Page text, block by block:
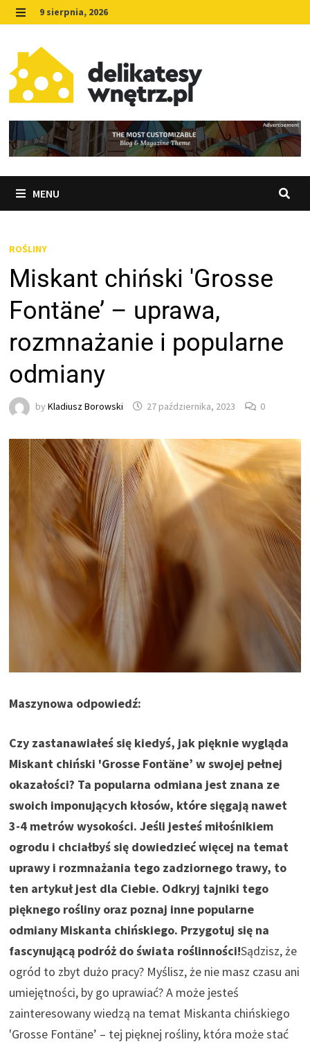
Skip
to
content
MENU
9 sierpnia, 2026
MENU
ROŚLINY
Miskant chiński 'Grosse
Fontäne’ – uprawa,
rozmnażanie i popularne
odmiany
byKladiusz Borowski 27 października, 2023 0
Maszynowa odpowiedź:
Czy zastanawiałeś się kiedyś, jak pięknie wygląda
Miskant chiński 'Grosse Fontäne’ w swojej pełnej
okazałości? Ta popularna odmiana jest znana ze
swoich imponujących kłosów, które sięgają nawet
3-4 metrów wysokości. Jeśli jesteś miłośnikiem
ogrodu i chciałbyś się dowiedzieć więcej na temat
uprawy i rozmnażania tego zadziornego trawy, to
ten artykuł jest dla Ciebie. Odkryj tajniki tego
pięknego rośliny oraz poznaj inne popularne
odmiany Miskanta chińskiego. Przygotuj się na
fascynującą podróż do świata roślinności!Sądzisz, że
ogród to zbyt dużo pracy? Myślisz, że nie masz czasu ani
umiejętności, by go uprawiać? A może jesteś
zainteresowany wiedzą na temat Miskanta chińskiego
'Grosse Fontäne’ – tej pięknej rośliny, która może stać